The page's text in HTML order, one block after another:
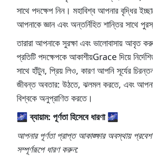
সাথে পদক্ষেপ নিন। মহাবিশ্ব আপনার বৃদ্ধির
আপনাকে জ্ঞান এবং অন্তর্নিহিত শান্তির সাথে
তারারা আপনাকে সুরক্ষা এবং ভালোবাসায় আবৃত
প্রতিটি পদক্ষেপকে আকাশীয়Grace দিয়ে
সাথে হাঁটুন, প্রিয় লিও, কারণ আপনি সূর্যের
জীবন্ত অবতার: উঠতে, ঝলমল করতে, এবং
বিশ্বকে অনুপ্রাণিত করতে।
🌌 ব্যায়াম: পূর্ণতা হিসেবে ধারণা 🌌
আপনার পূর্ণতা প্রাপ্ত আকাঙ্ক্ষার অবস্থায়
সম্পূর্ণরূপে ধারণ করুন: